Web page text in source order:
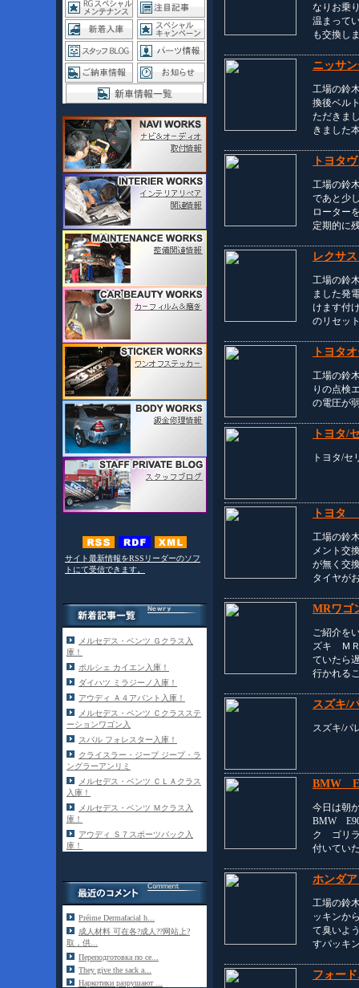
サイト最新情報をRSSリーダーのソフ
トにて受信できます。
メルセデス・ベンツ Ｇクラス入
庫！
ポルシェ カイエン入庫！
ダイハツ ミラジーノ入庫！
アウディ Ａ４アバント入庫！
メルセデス・ベンツ Ｃクラスステ
ーションワゴン入
スバル フォレスター入庫！
クライスラー・ジープ ジープ・ラ
ングラーアンリミ
メルセデス・ベンツ ＣＬＡクラス
入庫！
メルセデス・ベンツ Ｍクラス入
庫！
アウディ Ｓ７スポーツバック入
庫！
Préime Dermafacial h...
成人材料 可在各?成人??网站上?
取，供...
Переподготовка по се...
They give the sack a...
Наркотики разрушают ...
なりお乗
温まって
も交換し
ニッサ
工場の鈴
換後ベル
ただきま
きました
トヨタ
工場の鈴
であと少
ローター
定期的に
レクサ
工場の鈴
ました発
けます付
のリセッ
トヨタ
工場の鈴
りの点検
の電圧が
トヨタ/
トヨタ/セ
トヨタ
工場の鈴
メント交
が無く交
タイヤが
MRワゴ
ご紹介を
ズキ ＭＲ
ていたら
行かれる
スズキ/
スズキ/パ
BMW
今日は朝
BMW
ク ゴリラ
付いてい
ホンダ
工場の鈴
ッキンか
て臭いよ
すパッキ
フォー